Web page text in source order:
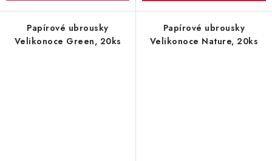
Papírové ubrousky
Velikonoce Green, 20ks
Papírové ubrousky
Velikonoce Nature, 20ks